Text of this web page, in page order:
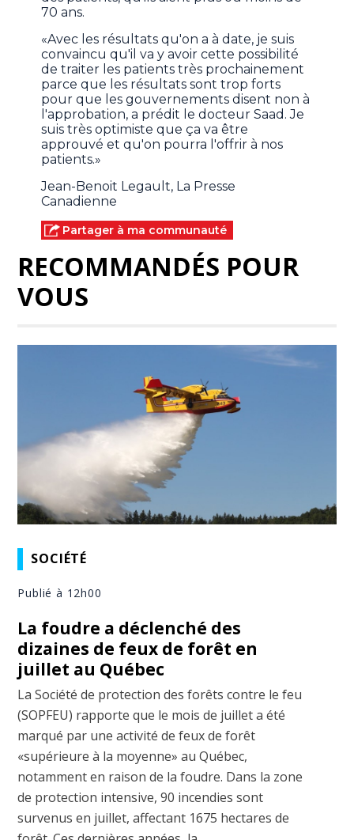
70 ans.
«Avec les résultats qu'on a à date, je suis
convaincu qu'il va y avoir cette possibilité
de traiter les patients très prochainement
parce que les résultats sont trop forts
pour que les gouvernements disent non à
l'approbation, a prédit le docteur Saad. Je
suis très optimiste que ça va être
approuvé et qu'on pourra l'offrir à nos
patients.»
Jean-Benoit Legault, La Presse
Canadienne
Partager à ma communauté
RECOMMANDÉS POUR
VOUS
SOCIÉTÉ
Publié à 12h00
La foudre a déclenché des
dizaines de feux de forêt en
juillet au Québec
La Société de protection des forêts contre le feu
(SOPFEU) rapporte que le mois de juillet a été
marqué par une activité de feux de forêt
«supérieure à la moyenne» au Québec,
notamment en raison de la foudre. Dans la zone
de protection intensive, 90 incendies sont
survenus en juillet, affectant 1675 hectares de